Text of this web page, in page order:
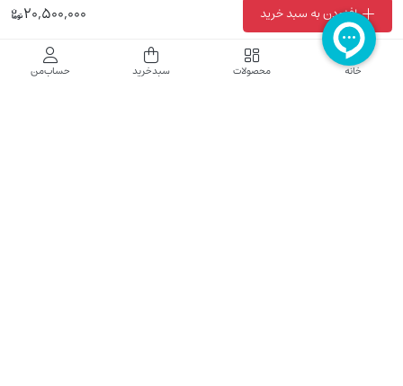
افزودن به سبد خرید 20,500,000
فروشگاه اینترنتی نایب نت
خانه محصولات سبدخرید حساب‌من